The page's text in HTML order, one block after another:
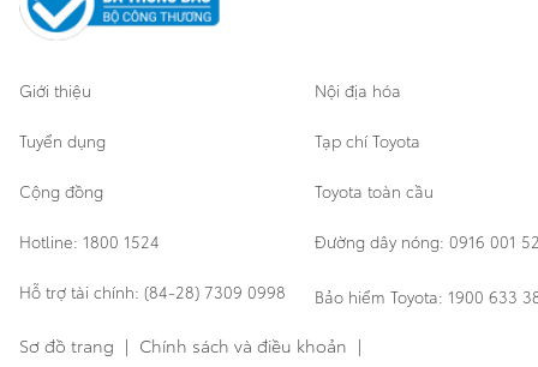
Giới thiệu Nội địa hóa
Tuyển dụng Tạp chí Toyota
Cộng đồng Toyota toàn cầu
Hotline: 1800 1524 Đường dây nóng: 0916 001
Hỗ trợ tài chính: (84-28) 7309 0998 Bảo hiểm Toyota: 1900 633
Sơ đồ trang | Chính sách và điều khoản |